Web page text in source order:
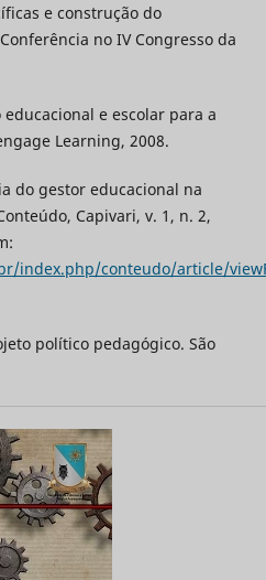
e construção do
no IV Congresso da
educacional e escolar para a
Learning, 2008.
do gestor educacional na
Capivari, v. 1, n. 2,
index.php/conteudo/article/
político pedagógico. São